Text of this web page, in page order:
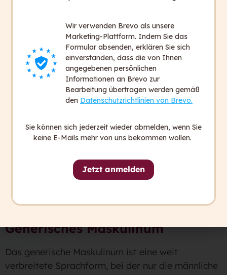
Wir wissen nun:Gendern bedeutet, dass Sprache
und Text so gestaltet werden, dass alle
Geschlechter und Geschlechteridentitäten
angesprochen und repräsentiert werden.
Gendergerechte Sprache bezieht sich auf eine
sprachliche Ausdrucksweise, die darauf abzielt,
Die Verwendung von Genderzeichen kann dazu
beitragen, die sprachliche Gleichstellung von
Mittlerweile gibt verschieden Möglichkeiten zu
Folgenden genauer eingehen möchten.
Generisches Maskulinum
Das generische Maskulinum ist eine weit
verbreitete Sprachform, bei der nur die männliche
Wir verwenden Brevo als unsere
Marketing-Plattform. Indem Sie das
Formular absenden, erklären Sie sich
einverstanden, dass die von Ihnen
angegebenen persönlichen
Informationen an Brevo zur
Bearbeitung übertragen werden gemäß
den Datenschutzrichtlinien von Brevo.
Sie können sich jederzeit wieder abmelden, wenn Sie
keine E-Mails mehr von uns bekommen wollen.
Jetzt anmelden